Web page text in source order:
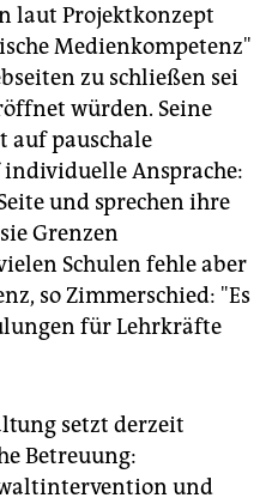
laut Projektkonzept
Medienkompetenz"
zu schließen sei
würden. Seine
auf pauschale
Ansprache:
und sprechen ihre
Grenzen
Schulen fehle aber
so Zimmerschied: "Es
für Lehrkräfte
setzt derzeit
Betreuung:
und